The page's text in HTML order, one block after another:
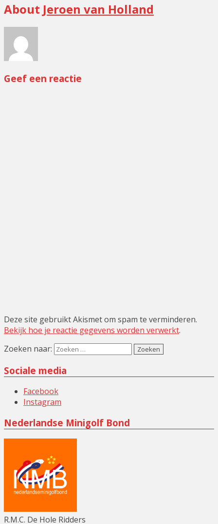
About Jeroen van Holland
Geef een reactie
Deze site gebruikt Akismet om spam te verminderen.
Bekijk hoe je reactie gegevens worden verwerkt.
Zoeken naar:
Sociale media
Facebook
Instagram
Nederlandse Minigolf Bond
R.M.C. De Hole Ridders